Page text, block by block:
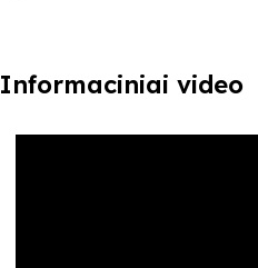
Informaciniai video